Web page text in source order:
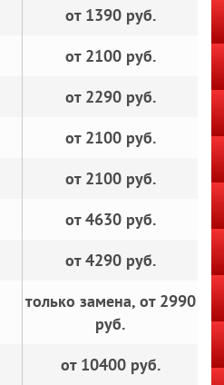
от 1390 руб.
от 2100 руб.
от 2290 руб.
от 2100 руб.
от 2100 руб.
от 4630 руб.
от 4290 руб.
только замена, от 2990
руб.
от 10400 руб.